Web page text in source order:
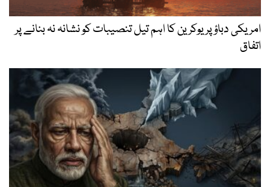
امریکی دباؤ پر یوکرین کا اہم تیل تنصیبات کو نشانہ نہ بنانے پر
اتفاق